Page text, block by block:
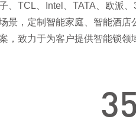
、TCL、Intel、TATA、欧派
景，定制智能家庭、智能酒
，致力于为客户提供智能锁领